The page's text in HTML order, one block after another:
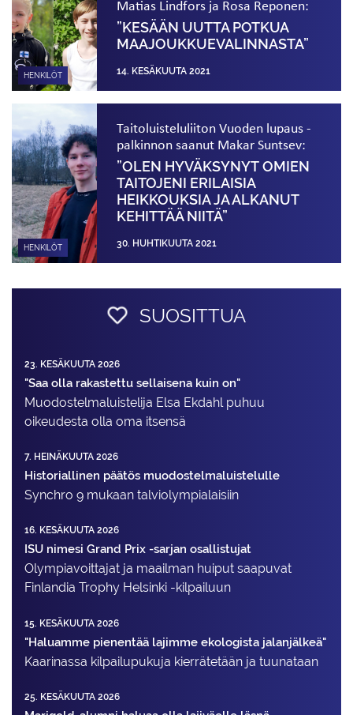
HENKILÖT
Matias Lindfors ja Rosa Reponen:
”KESÄÄN UUTTA POTKUA
MAAJOUKKUE­VALINNASTA”
14. KESÄKUUTA 2021
HENKILÖT
Taitoluisteluliiton Vuoden lupaus -
palkinnon saanut Makar Suntsev:
”OLEN HYVÄKSYNYT OMIEN
TAITOJENI ERILAISIA
HEIKKOUKSIA JA ALKANUT
KEHITTÄÄ NIITÄ”
30. HUHTIKUUTA 2021
SUOSITTUA
23. KESÄKUUTA 2026
"Saa olla rakastettu sellaisena kuin on"
Muodostelma­luistelija Elsa Ekdahl puhuu
oikeudesta olla oma itsensä
7. HEINÄKUUTA 2026
Historiallinen päätös muodostelmaluistelulle
Synchro 9 mukaan talviolympialaisiin
16. KESÄKUUTA 2026
ISU nimesi Grand Prix -sarjan osallistujat
Olympiavoittajat ja maailman huiput saapuvat
Finlandia Trophy Helsinki -kilpailuun
15. KESÄKUUTA 2026
"Haluamme pienentää lajimme ekologista jalanjälkeä"
Kaarinassa kilpailupukuja kierrätetään ja tuunataan
25. KESÄKUUTA 2026